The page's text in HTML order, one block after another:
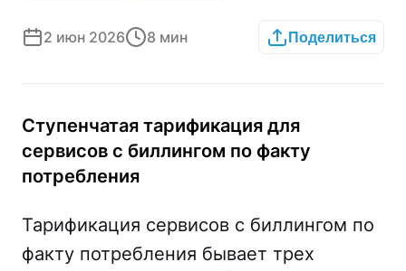
2 июн 2026 8 мин Поделиться
Ступенчатая тарификация для
сервисов с биллингом по факту
потребления
Тарификация сервисов с биллингом по
факту потребления бывает трех